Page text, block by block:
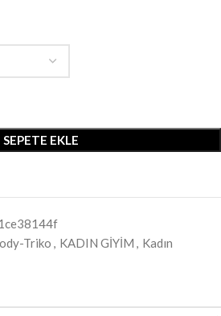
SEPETE EKLE
Triko , KADIN GİYİM , Kadın